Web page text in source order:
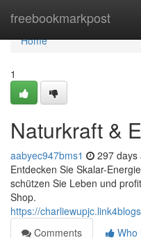
freebookmarkpost
Home
Home
1
Naturkraft &
aabyec947bms1 297 days
Entdecken Sie Skalar-
schützen Sie Leben und
Shop.
https://
Comments
Who